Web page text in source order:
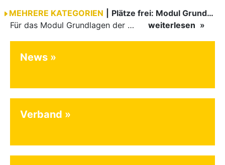
MEHRERE KATEGORIEN
Plätze frei: Modul Grundlagen
Für das Modul Grundlagen der Breitensportausbildung vom 10. bis 13. September an der Landessportschule Albstadt sind noch Plätze frei. Das Modul kann auch für den Lizenzerhalt (30 LE fachlich) genutzt…
weiterlesen
News
Verband